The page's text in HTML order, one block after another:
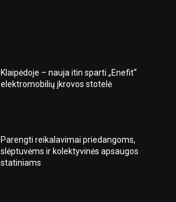
Klaipėdoje – nauja itin sparti „Enefit“
elektromobilių įkrovos stotelė
Parengti reikalavimai priedangoms,
slėptuvėms ir kolektyvinės apsaugos
statiniams